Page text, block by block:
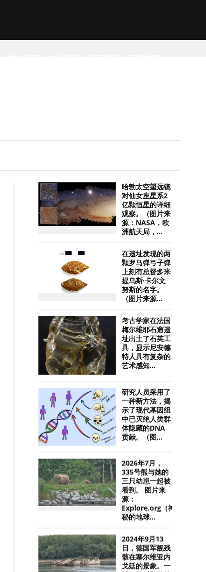
考古发现 户外探险 桌面壁纸 环球趣闻
哈勃太空望远镜
对仙女座星系2
亿颗恒星的详细
观察。（图片来
源：NASA，欧
洲航天局，...
在遗址发现的两
颗罗马弹弓子弹
上刻有总督多米
提乌斯·卡尔文
努斯的名字。
（图片来源...
考古学家在法国
梅尔维耶石窟遗
址出土了石英工
具，显示尼安德
特人具有复杂的
艺术感知...
研究人员采用了
一种新方法，揭
示了现代基因组
中已灭绝人类群
体隐藏的DNA
贡献。（图...
2026年7月，
335号熊与她的
三只幼崽一起被
看到。 图片来
源：
Explore.org（神
秘的地球...
2024年9月13
日，德国军舰残
骸在塞尔维亚内
戈廷的景象。一